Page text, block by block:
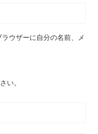
ウザーに自分の名前、メ
い。